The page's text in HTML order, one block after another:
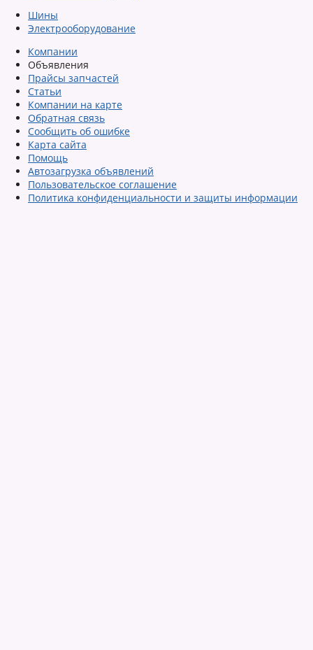
Шины
Электрооборудование
Компании
Объявления
Прайсы запчастей
Статьи
Компании на карте
Обратная связь
Сообщить об ошибке
Карта сайта
Помощь
Автозагрузка объявлений
Пользовательское соглашение
Политика конфиденциальности и защиты информации